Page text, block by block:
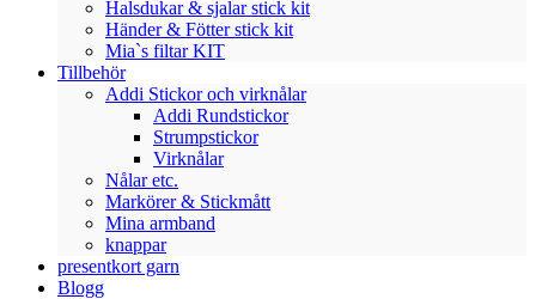
Halsdukar & sjalar stick kit
Händer & Fötter stick kit
Mia`s filtar KIT
Tillbehör
Addi Stickor och virknålar
Addi Rundstickor
Strumpstickor
Virknålar
Nålar etc.
Markörer & Stickmått
Mina armband
knappar
presentkort garn
Blogg